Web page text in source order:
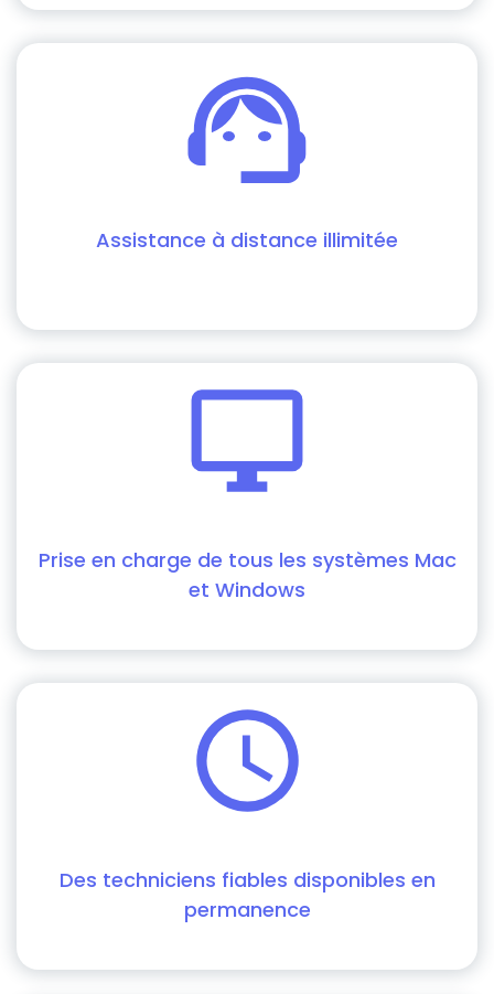
Assistance à distance illimitée
Prise en charge de tous les systèmes Mac
et Windows
Des techniciens fiables disponibles en
permanence